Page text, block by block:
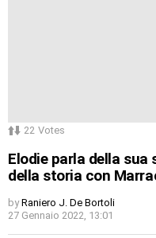
22 Votes
Elodie parla della
della storia con
by Raniero J. De Bortoli
27 Gennaio 2022, 13:01